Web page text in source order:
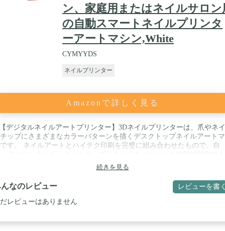
ン、家庭用またはネイルサロン
の自動スマートネイルプリンタ
ーアートマシン,White
CYMYYDS
ネイルプリンター
Amazonで詳しく見る
デジタルネイルアートプリンター】3Dネイルプリンターは、爪やネイ
ップにさまざまなカラーパターンを描くデスクトップネイルアート
す。 ネイルアートとハイテク印刷を完璧に組み合わせたもので、自
新しいネイルアート体験を提供します。 / ✿【WIFI制御】デジタル印
術、ネイル、さらにはフォトプリンターで、写真にネイルを押します
WIFI、無料アプリは電話機の制御に使用できます。 / ✿【高解像度】
dpiの印刷解像度により、爪に素晴らしい印刷結果が得られ、20日以上
ちします。 スマートなシステムにより、どんな画像でも簡単に爪に印
続きを見る
なのレビュー レビューを書く
レビューはありません